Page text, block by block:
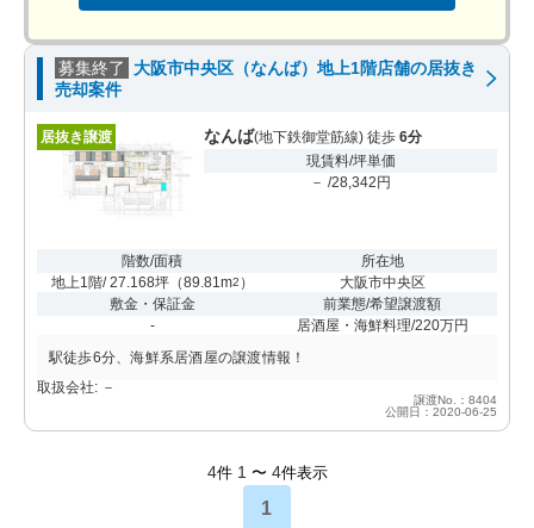
募集終了
大阪市中央区（なんば）地上1階店舗の居抜き
売却案件
居抜き譲渡 なんば(地下鉄御堂筋線) 徒歩 6分
現賃料/坪単価
－ /28,342円
階数/面積
地上1階/ 27.168坪（89.81m2 ）
所在地
大阪市中央区
敷金・保証金
-
前業態/希望譲渡額
居酒屋・海鮮料理/220万円
駅徒歩6分、海鮮系居酒屋の譲渡情報！
取扱会社: －
譲渡No.：8404
公開日：2020-06-25
4件 1 〜 4件表示
1